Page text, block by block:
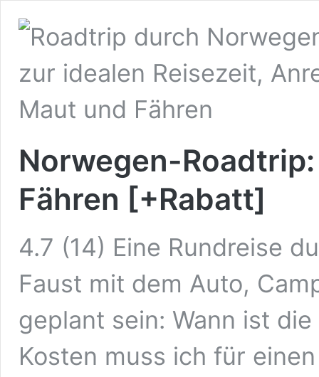
Norwegen-
Fähren [+Rabatt]
4.7 (14) Eine Rundreise
Faust mit dem Auto,
geplant sein: Wann ist
Kosten muss ich für